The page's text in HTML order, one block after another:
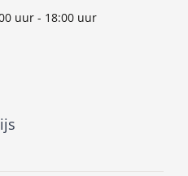
uur - 18:00 uur